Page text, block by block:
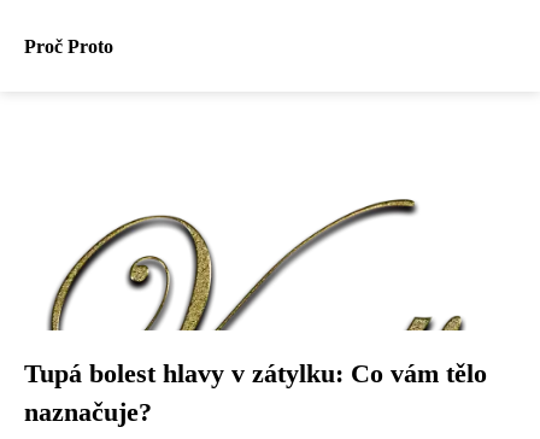
Proč Proto
Tupá bolest hlavy v zátylku: Co vám tělo
naznačuje?